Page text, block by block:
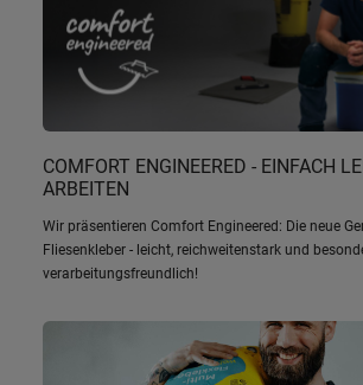
COMFORT ENGINEERED - EINFACH
ARBEITEN
Wir präsentieren Comfort Engineered: Die neue
Fliesenkleber - leicht, reichweitenstark und
verarbeitungsfreundlich!